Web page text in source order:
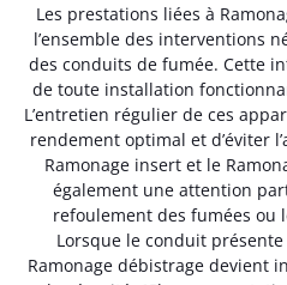
Les prestations liées à
l’ensemble des interventions
des conduits de fumée. Cette
de toute installation
L’entretien régulier de ces
rendement optimal et d’éviter
Ramonage insert et le
également une attention
refoulement des fumées ou
Lorsque le conduit
Ramonage débistrage devient